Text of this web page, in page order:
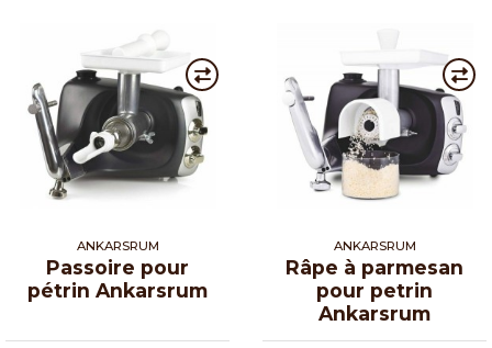
ANKARSRUM
Passoire pour
pétrin Ankarsrum
ANKARSRUM
Râpe à parmesan
pour petrin
Ankarsrum